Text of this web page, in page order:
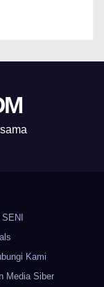
Kami
Media Siber